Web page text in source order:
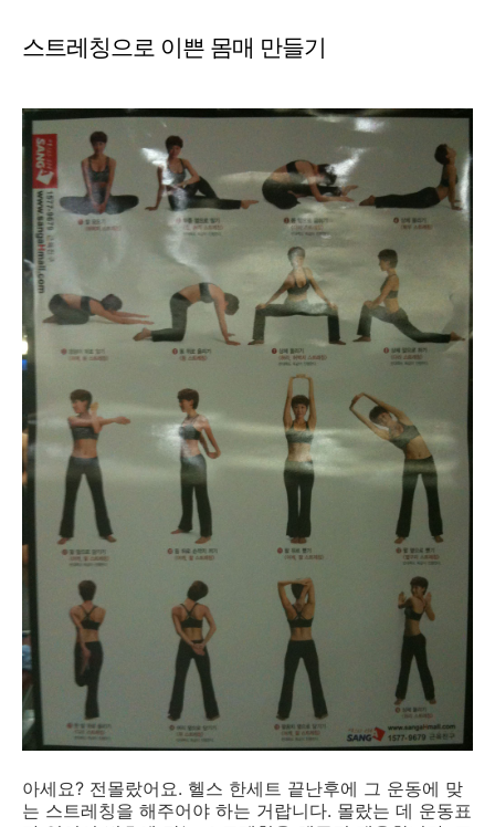
스트레칭으로 이쁜 몸매 만들기
아세요? 전몰랐어요. 헬스 한세트 끝난후에 그 운동에 맞
는 스트레칭을 해주어야 하는 거랍니다. 몰랐는 데 운동표